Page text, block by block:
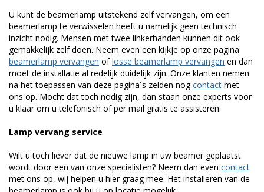
U kunt de beamerlamp uitstekend zelf vervangen, om een
beamerlamp te verwisselen heeft u namelijk geen technisch
inzicht nodig. Mensen met twee linkerhanden kunnen dit ook
gemakkelijk zelf doen. Neem even een kijkje op onze pagina
beamerlamp vervangen oflosse beamerlamp vervangen en dan
moet de installatie al redelijk duidelijk zijn. Onze klanten nemen
na het toepassen van deze pagina´s zelden nogcontact met
ons op. Mocht dat toch nodig zijn, dan staan onze experts voor
u klaar om u telefonisch of per mail gratis te assisteren.
Lamp vervang service
Wilt u toch liever dat de nieuwe lamp in uw beamer geplaatst
wordt door een van onze specialisten? Neem dan even contact
met ons op, wij helpen u hier graag mee. Het installeren van de